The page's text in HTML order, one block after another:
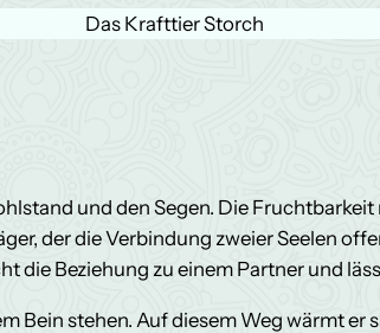
Das Krafttier Storch
und den Segen. Die
der die Verbindung zweier Seelen
die Beziehung zu einem Partner und
Bein stehen. Auf diesem Weg wärmt